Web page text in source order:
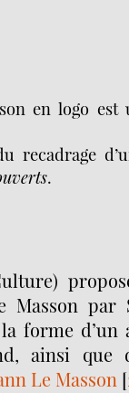
en logo est
recadrage
.
Masson par
la forme d’un
ainsi que
Le Masson [